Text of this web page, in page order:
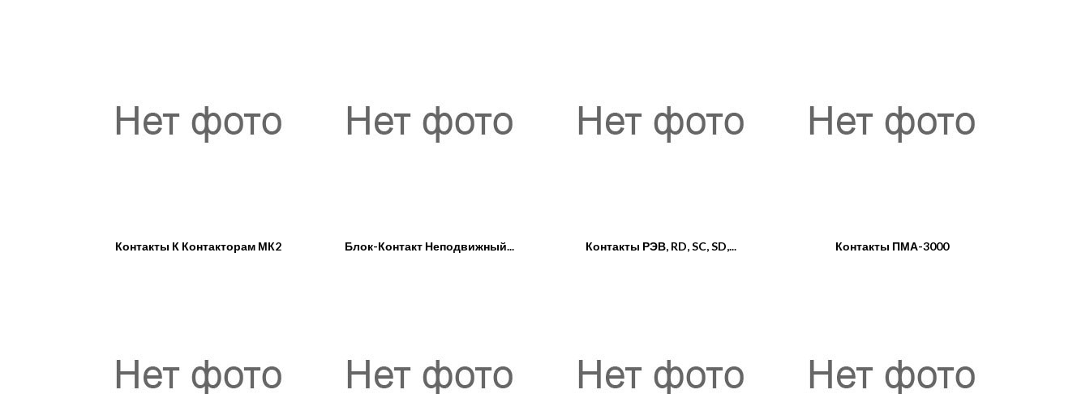
Контакты К Контакторам МК2 Блок-Контакт Неподвижный... Контакты РЭВ, RD, SC, SD,... Контакты ПМА-3000